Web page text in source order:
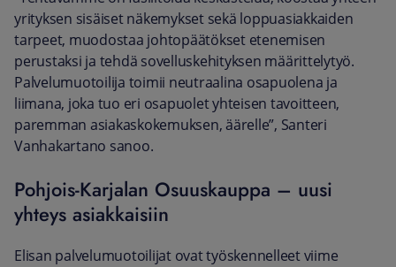
yrityksen sisäiset näkemykset sekä loppuasiakkaiden
tarpeet, muodostaa johtopäätökset etenemisen
perustaksi ja tehdä sovelluskehityksen määrittelytyö.
Palvelumuotoilija toimii neutraalina osapuolena ja
liimana, joka tuo eri osapuolet yhteisen tavoitteen,
paremman asiakaskokemuksen, äärelle”, Santeri
Vanhakartano sanoo.
Pohjois-Karjalan Osuuskauppa – uusi
yhteys asiakkaisiin
Elisan palvelumuotoilijat ovat työskennelleet viime